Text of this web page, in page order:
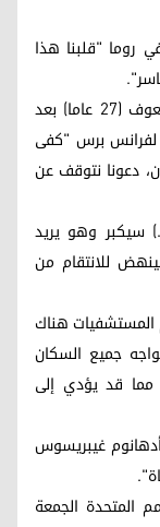
روما "قلبنا هذا
في رفح بجنوب قطاع غزة، تنهار إسراء أبو العوف (27 عاما) بعد
برس "كفى
دعونا نتوقف عن
سيكبر وهو يريد
للانتقام من
المستشفيات هناك
جميع السكان
قد يؤدي إلى
غيبريسوس
المتحدة الجمعة